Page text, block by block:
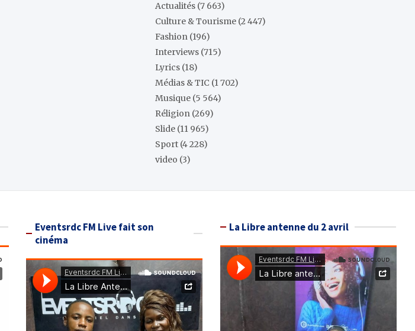
Actualités (7 663)
Culture & Tourisme (2 447)
Fashion (196)
Interviews (715)
Lyrics (18)
Médias & TIC (1 702)
Musique (5 564)
Réligion (269)
Slide (11 965)
Sport (4 228)
video (3)
Eventsrdc FM Live fait son
cinéma
La Libre antenne du 2 avril